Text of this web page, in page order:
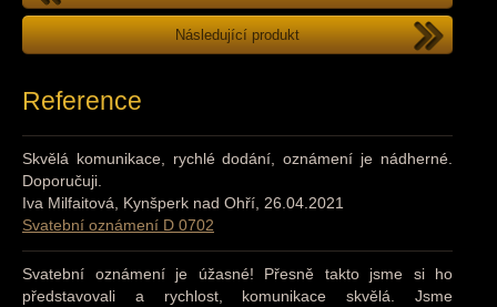
Následující produkt
Reference
Skvělá komunikace, rychlé dodání, oznámení je nádherné.
Doporučuji.
Iva Milfaitová, Kynšperk nad Ohří, 26.04.2021
Svatební oznámení D 0702
Svatební oznámení je úžasné! Přesně takto jsme si ho
představovali a rychlost, komunikace skvělá. Jsme